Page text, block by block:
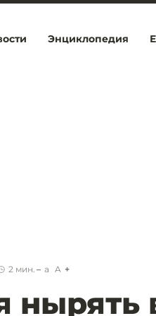
Энциклопедия
2 мин. a A
нырять